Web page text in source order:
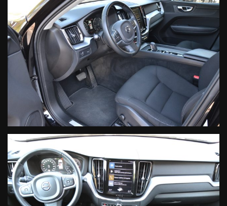
inseriti, invitiamo la clientela interessata all'acquisto a verificare
la correttezza dei dati e degli optional inseriti direttamente con
il personale vendite.